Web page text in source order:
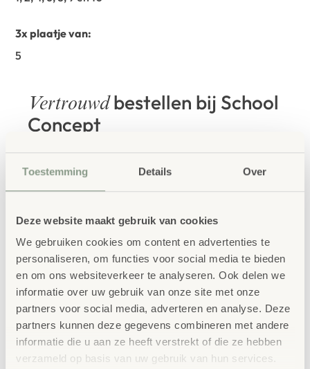
Toestemming Details Over
Deze website maakt gebruik van cookies
We gebruiken cookies om content en advertenties te
personaliseren, om functies voor social media te bieden
en om ons websiteverkeer te analyseren. Ook delen we
informatie over uw gebruik van onze site met onze
partners voor social media, adverteren en analyse. Deze
partners kunnen deze gegevens combineren met andere
informatie die u aan ze heeft verstrekt of die ze hebben
verzameld op basis van uw gebruik van hun services.
3x plaatje van:
5
Vertrouwdbestellen bij School
Concept
onderwijsmeubilair. Wij geloven dat een
leeromgeving inspireert wanneer deze
aansluit bij de behoeften van kinderen én
leerkrachten.
Waarom School Concept?
Maatwerk: ieder project start vanuit uw idee
en onze ervaring